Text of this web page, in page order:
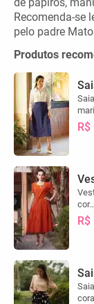
Recomenda-se
pelo padre
Produtos
R$
cor…
R$